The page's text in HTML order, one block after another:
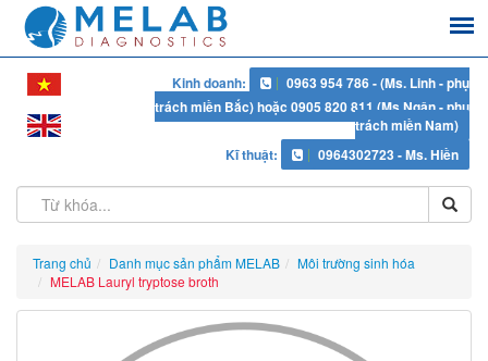
Kinh doanh:
0963 954 786 - (Ms. Linh - phụ
trách miền Bắc) hoặc 0905 820 811 (Ms Ngân - phụ
trách miền Nam)
Kĩ thuật:
0964302723 - Ms. Hiền
Trang chủ Danh mục sản phẩm MELAB
Môi trường sinh hóa
MELAB Lauryl tryptose broth